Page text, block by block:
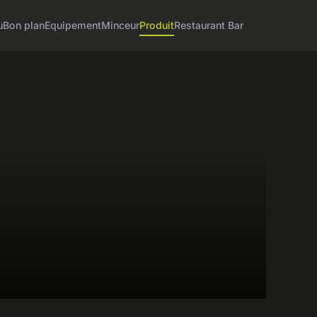
Bon planEquipementMinceurProduitRestaurant Bar